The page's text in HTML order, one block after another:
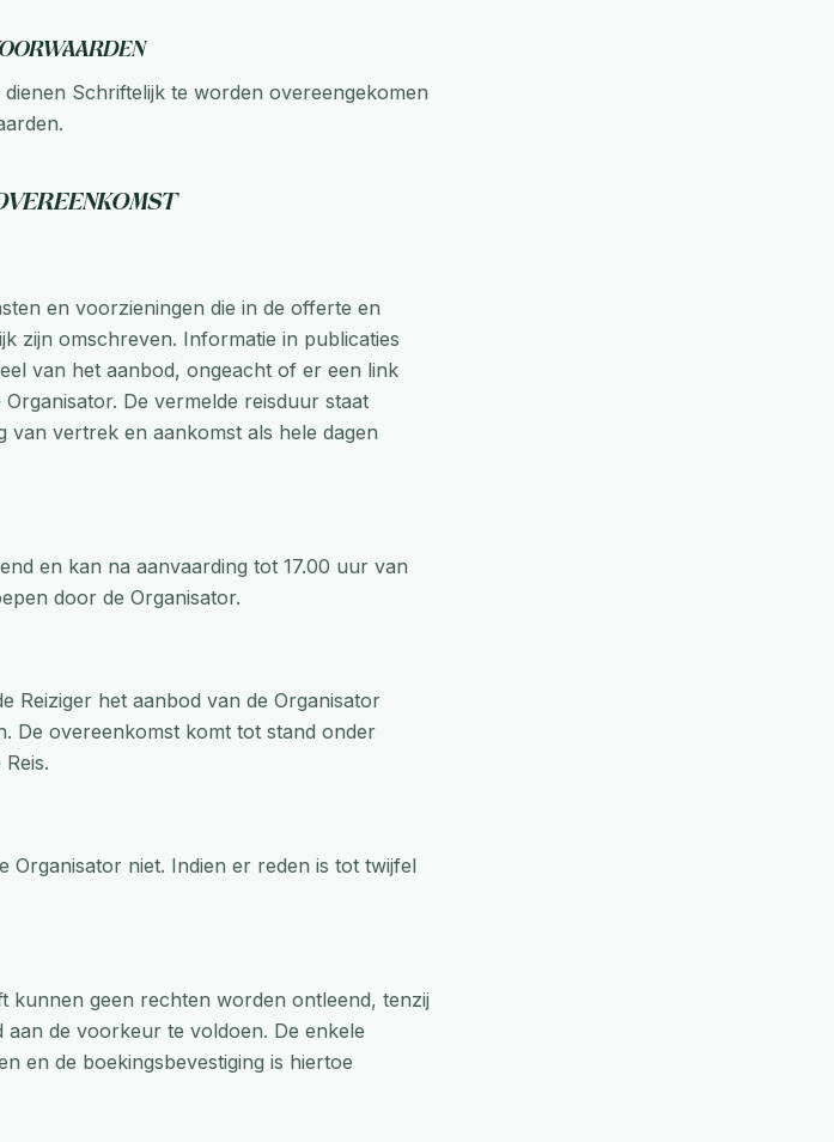
Schriftelijk te worden overeengekomen
en voorzieningen die in de offerte en
zijn omschreven. Informatie in publicaties
van het aanbod, ongeacht of er een link
De vermelde reisduur staat
van vertrek en aankomst als hele dagen
en kan na aanvaarding tot 17.00 uur van
door de Organisator.
Reiziger het aanbod van de Organisator
De overeenkomst komt tot stand onder
Organisator niet. Indien er reden is tot twijfel
kunnen geen rechten worden ontleend, tenzij
de voorkeur te voldoen. De enkele
en de boekingsbevestiging is hiertoe